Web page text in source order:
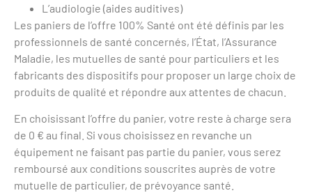
L’audiologie (aides auditives)
Les paniers de l’offre 100% Santé ont été définis par les
professionnels de santé concernés, l’État, l’Assurance
Maladie, les mutuelles de santé pour particuliers et les
fabricants des dispositifs pour proposer un large choix de
produits de qualité et répondre aux attentes de chacun.
En choisissant l’offre du panier, votre reste à charge sera
de 0 € au final. Si vous choisissez en revanche un
équipement ne faisant pas partie du panier, vous serez
remboursé aux conditions souscrites auprès de votre
mutuelle de particulier, de prévoyance santé.